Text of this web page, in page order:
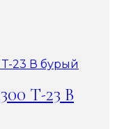
Т-23 В